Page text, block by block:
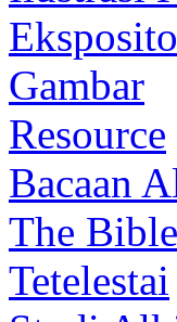
Gambar
Resource
Bacaan
The
Tetelestai